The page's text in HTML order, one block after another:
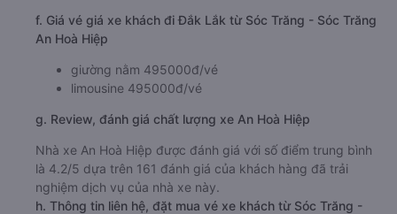
f. Giá vé giá xe khách đi Đắk Lắk từ Sóc Trăng - Sóc Trăng
An Hoà Hiệp
giường nằm 495000đ/vé
limousine 495000đ/vé
g. Review, đánh giá chất lượng xe An Hoà Hiệp
Nhà xe An Hoà Hiệp được đánh giá với số điểm trung bình
là 4.2/5 dựa trên 161 đánh giá của khách hàng đã trải
nghiệm dịch vụ của nhà xe này.
h. Thông tin liên hệ, đặt mua vé xe khách từ Sóc Trăng -